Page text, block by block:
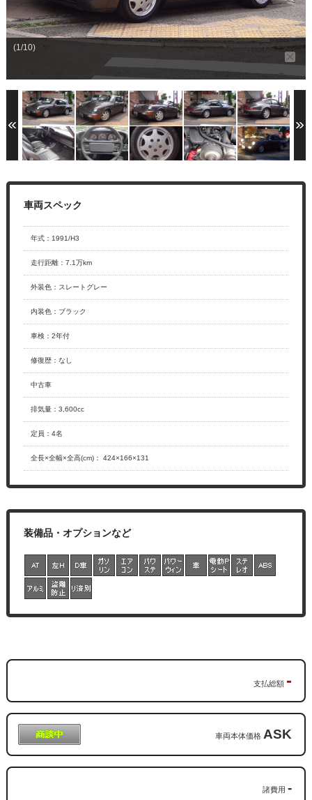
(1/10)
年式： 1991/H3
走行距離： 7.1万km
外装色 ： スレートグレー
内装色 ： ブラック
車検 ： 2年付
修復歴： なし
中古車
排気量： 3,600cc
定員 ： 4名
全長×全幅×全高(cm)： 424×166×131
支払総額 -
車両本体価格 ASK
諸費用 -